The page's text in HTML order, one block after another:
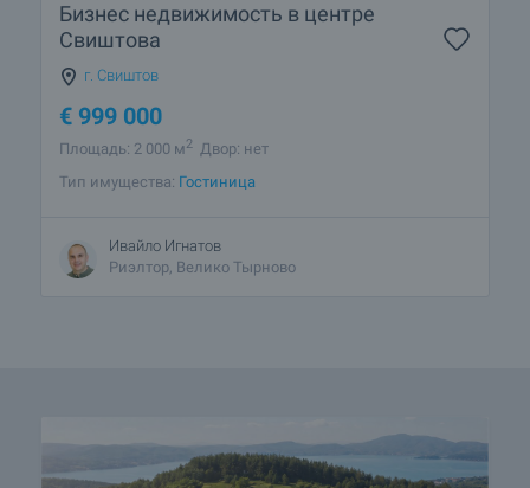
Бизнес недвижимость в центре
Свиштова
г. Свиштов
€ 999 000
Площадь: 2 000 м2 Двор: нет
Тип имущества: Гостиница
Ивайло Игнатов
Риэлтор, Велико Тырново